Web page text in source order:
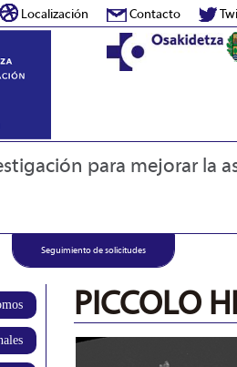
Localización Contacto
para mejorar la
Seguimiento de solicitudes
PICCOLO